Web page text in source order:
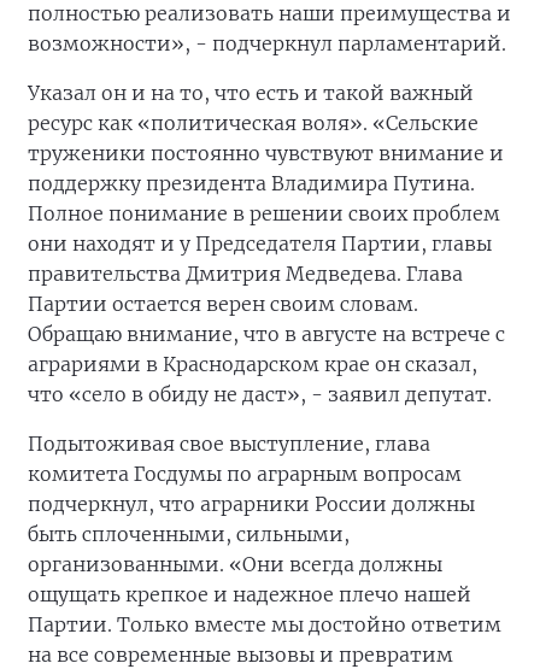
полностью реализовать наши преимущества и
возможности», - подчеркнул парламентарий.
Указал он и на то, что есть и такой важный
ресурс как «политическая воля». «Сельские
труженики постоянно чувствуют внимание и
поддержку президента Владимира Путина.
Полное понимание в решении своих проблем
они находят и у Председателя Партии, главы
правительства Дмитрия Медведева. Глава
Партии остается верен своим словам.
Обращаю внимание, что в августе на встрече с
аграриями в Краснодарском крае он сказал,
что «село в обиду не даст», - заявил депутат.
Подытоживая свое выступление, глава
комитета Госдумы по аграрным вопросам
подчеркнул, что аграрники России должны
быть сплоченными, сильными,
организованными. «Они всегда должны
ощущать крепкое и надежное плечо нашей
Партии. Только вместе мы достойно ответим
на все современные вызовы и превратим